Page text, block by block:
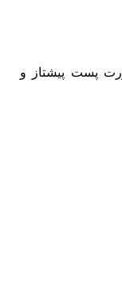
پست پیشتاز و